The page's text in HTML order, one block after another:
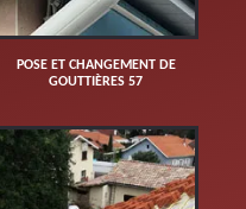
POSE ET CHANGEMENT DE
GOUTTIÈRES 57